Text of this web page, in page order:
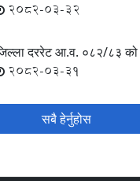
2082-03-32
दररेट आ.व. ०८२/८३
2082-03-31
सबै हेर्नुहोस